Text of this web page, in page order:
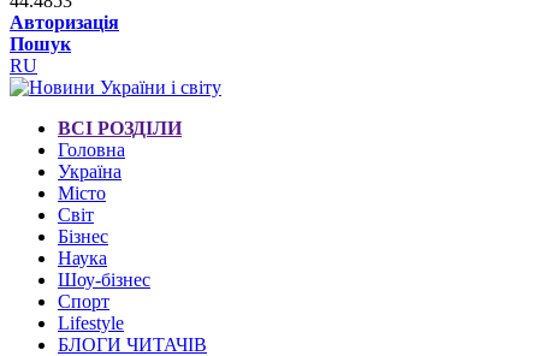
Авторизація
Пошук
RU
ВСІ РОЗДІЛИ
Головна
Україна
Місто
Світ
Бізнес
Наука
Шоу-бізнес
Спорт
Lifestyle
БЛОГИ ЧИТАЧІВ